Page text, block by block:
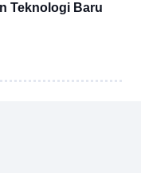
Teknologi Baru